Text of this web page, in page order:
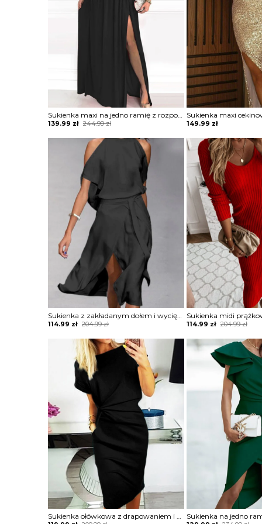
Sukienka maxi na jedno ramię z rozporkiem
244.99zł
Original
was:
139.99 zł
Current
is:
149.99 zł
Sukienka z zakładanym dołem i wycięciami na ramionach
204.99zł
Original
204.99 zł.
114.99 zł
Current
114.99 zł.
Sukienka midi
204.99zł
Original
was:
204.99 zł.
114.99 zł
Current
is:
114.99 zł.
Sukienka ołówkowa z drapowaniem i dekoltem w łódkę